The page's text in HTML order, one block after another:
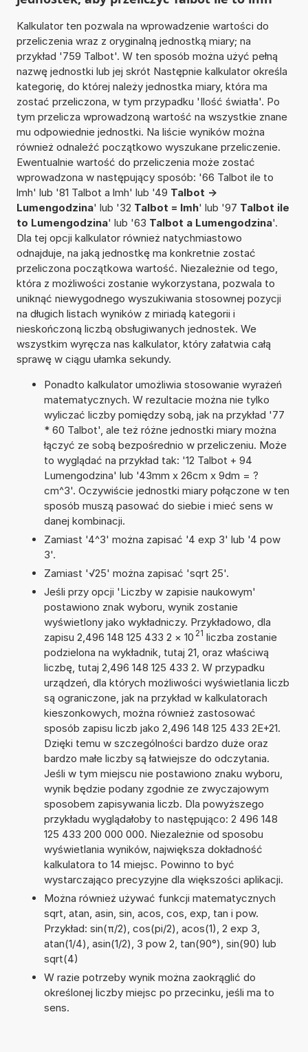
Kalkulator ten pozwala na wprowadzenie wartości do
przeliczenia wraz z oryginalną jednostką miary; na
przykład '759 Talbot'. W ten sposób można użyć pełną
nazwę jednostki lub jej skrót Następnie kalkulator określa
kategorię, do której należy jednostka miary, która ma
zostać przeliczona, w tym przypadku 'Ilość światła'. Po
tym przelicza wprowadzoną wartość na wszystkie znane
mu odpowiednie jednostki. Na liście wyników można
również odnaleźć początkowo wyszukane przeliczenie.
Ewentualnie wartość do przeliczenia może zostać
wprowadzona w następujący sposób: '66 Talbot ile to
lmh' lub '81 Talbot a lmh' lub '49 Talbot ->
Lumengodzina' lub '32 Talbot = lmh' lub '97 Talbot ile
to Lumengodzina' lub '63 Talbot a Lumengodzina'.
Dla tej opcji kalkulator również natychmiastowo
odnajduje, na jaką jednostkę ma konkretnie zostać
przeliczona początkowa wartość. Niezależnie od tego,
która z możliwości zostanie wykorzystana, pozwala to
uniknąć niewygodnego wyszukiwania stosownej pozycji
na długich listach wyników z miriadą kategorii i
nieskończoną liczbą obsługiwanych jednostek. We
wszystkim wyręcza nas kalkulator, który załatwia całą
sprawę w ciągu ułamka sekundy.
Ponadto kalkulator umożliwia stosowanie wyrażeń
matematycznych. W rezultacie można nie tylko
wyliczać liczby pomiędzy sobą, jak na przykład '77
* 60 Talbot', ale też różne jednostki miary można
łączyć ze sobą bezpośrednio w przeliczeniu. Może
to wyglądać na przykład tak: '12 Talbot + 94
Lumengodzina' lub '43mm x 26cm x 9dm = ?
cm^3'. Oczywiście jednostki miary połączone w ten
sposób muszą pasować do siebie i mieć sens w
danej kombinacji.
Zamiast '4^3' można zapisać '4 exp 3' lub '4 pow
3'.
Zamiast '√25' można zapisać 'sqrt 25'.
Jeśli przy opcji 'Liczby w zapisie naukowym'
postawiono znak wyboru, wynik zostanie
wyświetlony jako wykładniczy. Przykładowo, dla
zapisu 2,496 148 125 433 2 × 10 21 liczba zostanie
podzielona na wykładnik, tutaj 21, oraz właściwą
liczbę, tutaj 2,496 148 125 433 2. W przypadku
urządzeń, dla których możliwości wyświetlania liczb
są ograniczone, jak na przykład w kalkulatorach
kieszonkowych, można również zastosować
sposób zapisu liczb jako 2,496 148 125 433 2E+21.
Dzięki temu w szczególności bardzo duże oraz
bardzo małe liczby są łatwiejsze do odczytania.
Jeśli w tym miejscu nie postawiono znaku wyboru,
wynik będzie podany zgodnie ze zwyczajowym
sposobem zapisywania liczb. Dla powyższego
przykładu wyglądałoby to następująco: 2 496 148
125 433 200 000 000. Niezależnie od sposobu
wyświetlania wyników, największa dokładność
kalkulatora to 14 miejsc. Powinno to być
wystarczająco precyzyjne dla większości aplikacji.
Można również używać funkcji matematycznych
sqrt, atan, asin, sin, acos, cos, exp, tan i pow.
Przykład: sin(π/2), cos(pi/2), acos(1), 2 exp 3,
atan(1/4), asin(1/2), 3 pow 2, tan(90°), sin(90) lub
sqrt(4)
W razie potrzeby wynik można zaokrąglić do
określonej liczby miejsc po przecinku, jeśli ma to
sens.